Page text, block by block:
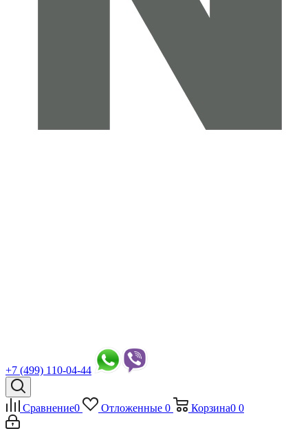
+7 (499) 110-04-44
Сравнение0 Отложенные 0 Корзина0 0